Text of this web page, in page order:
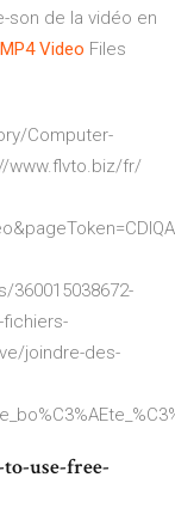
son de la vidéo en
MP4 Video Files
Computer-
www.flvto.biz/fr/
fichiers-
joindre-des-
use-free-